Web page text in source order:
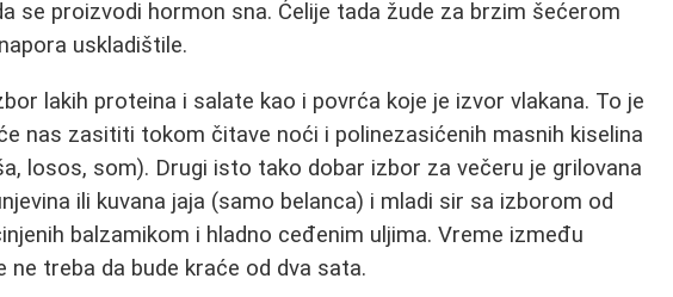
se proizvodi hormon sna. Ćelije tada žude za brzim šećerom
uskladištile.
lakih proteina i salate kao i povrća koje je izvor vlakana. To je
nas zasititi tokom čitave noći i polinezasićenih masnih kiselina
losos, som). Drugi isto tako dobar izbor za večeru je grilovana
ili kuvana jaja (samo belanca) i mladi sir sa izborom od
balzamikom i hladno ceđenim uljima. Vreme između
ne treba da bude kraće od dva sata.